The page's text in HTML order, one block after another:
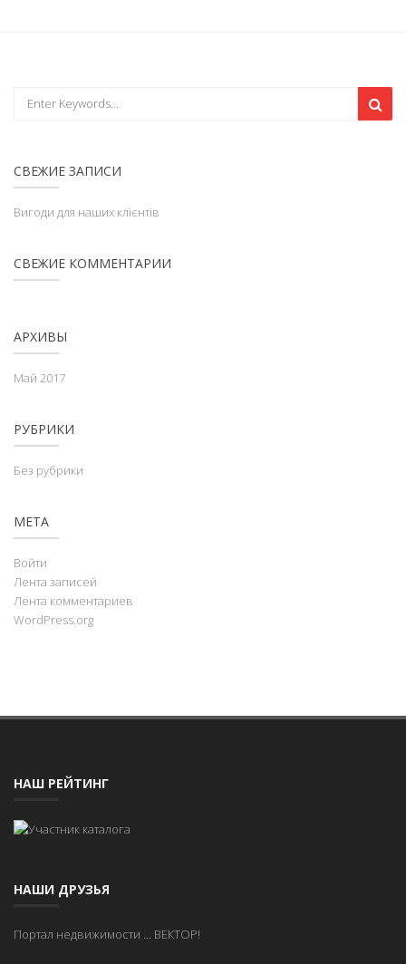
СВЕЖИЕ ЗАПИСИ
Вигоди для наших клієнтів
СВЕЖИЕ КОММЕНТАРИИ
АРХИВЫ
Май 2017
РУБРИКИ
Без рубрики
МЕТА
Войти
Лента записей
Лента комментариев
WordPress.org
НАШ РЕЙТИНГ
НАШИ ДРУЗЬЯ
Портал недвижимости ... ВЕКТОР!